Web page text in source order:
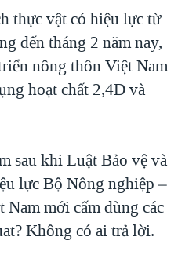
thực vật có hiệu lực từ
đến tháng 2 năm nay,
nông thôn Việt Nam
hoạt chất 2,4D và
sau khi Luật Bảo vệ và
lực Bộ Nông nghiệp –
mới cấm dùng các
Không có ai trả lời.